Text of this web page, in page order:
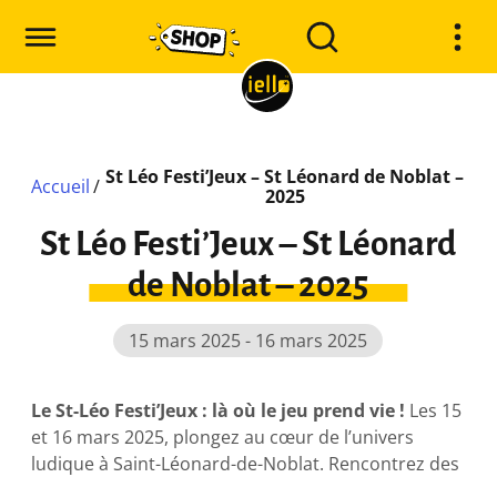
Accueil/ St Léo Festi’Jeux – St Léonard de Noblat –
2025
St Léo Festi’Jeux – St Léonard
de Noblat – 2025
15 mars 2025 - 16 mars 2025
Le St-Léo Festi’Jeux : là où le jeu prend vie ! Les 15
et 16 mars 2025, plongez au cœur de l’univers
ludique à Saint-Léonard-de-Noblat. Rencontrez des